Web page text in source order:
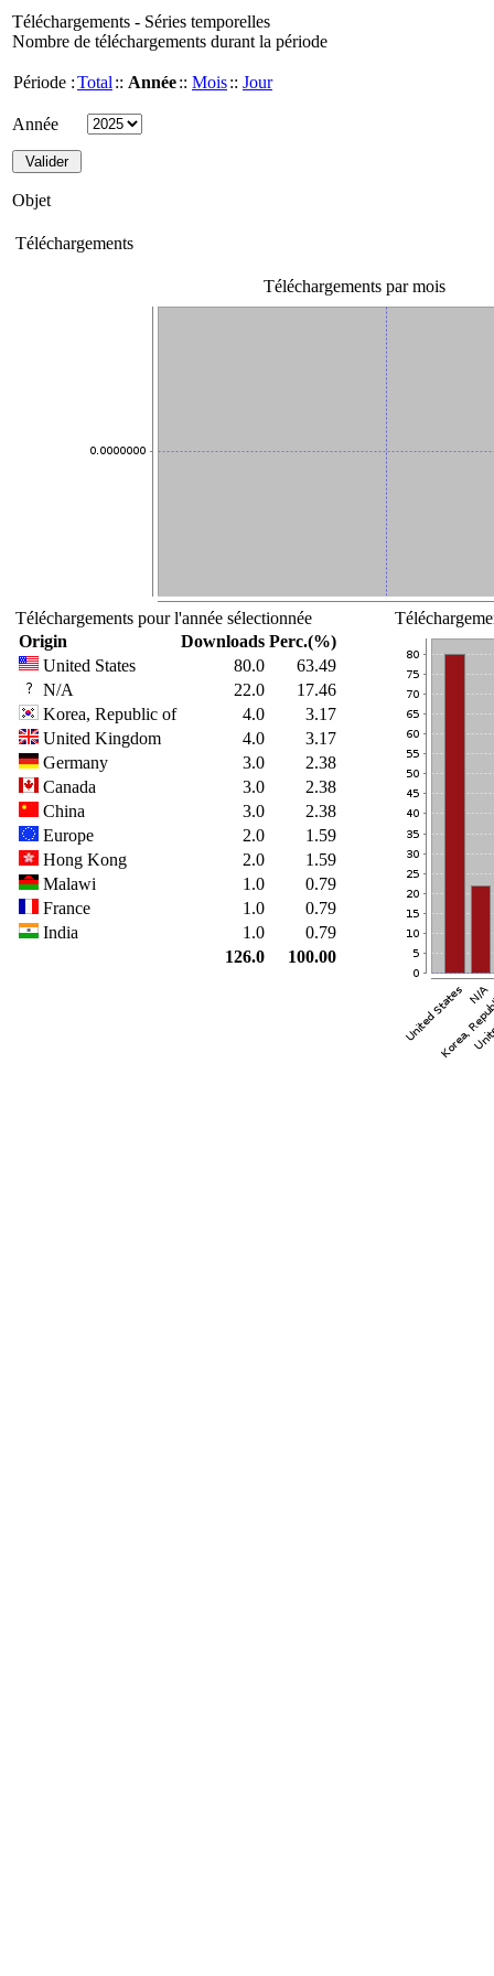
Téléchargements - Séries temporelles
Nombre de téléchargements durant la période
Période :Total :: Année:: Mois:: Jour
Année
Objet
Téléchargements
Téléchargements par mois
Téléchargements pour l'année sélectionnée
Origin
Downloads Perc.(%)
United States
80.0
63.49
N/A
22.0
17.46
Korea, Republic of
4.0
3.17
United Kingdom
4.0
3.17
Germany
3.0
2.38
Canada
3.0
2.38
China
3.0
2.38
Europe
2.0
1.59
Hong Kong
2.0
1.59
Malawi
1.0
0.79
France
1.0
0.79
India
1.0
0.79
126.0
100.00